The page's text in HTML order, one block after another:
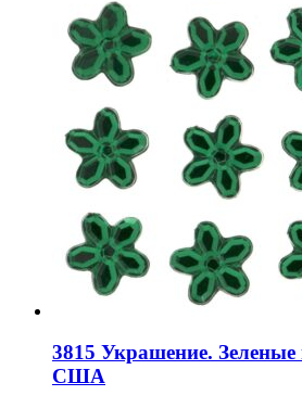
3815 Украшение. Зеленые
США